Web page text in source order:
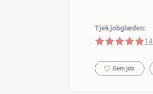
Tjek jobglæden:
5 af 5 stjerner
Gem job